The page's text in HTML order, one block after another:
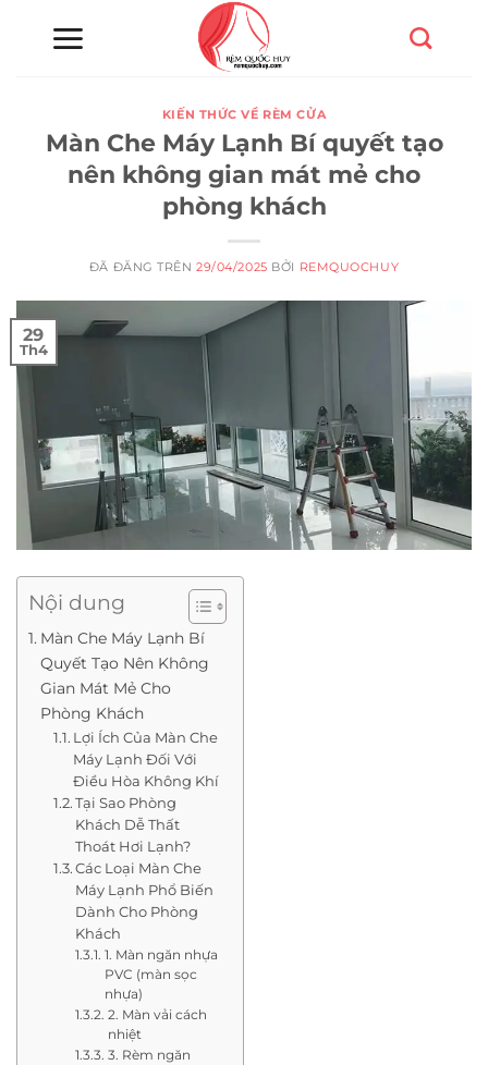
KIẾN THỨC VỀ RÈM CỬA
Màn Che Máy Lạnh Bí quyết tạo
nên không gian mát mẻ cho
phòng khách
ĐÃ ĐĂNG TRÊN29/04/2025 BỞI REMQUOCHUY
29
Th4
Nội dung
Màn Che Máy Lạnh Bí
Quyết Tạo Nên Không
Gian Mát Mẻ Cho
Phòng Khách
Lợi Ích Của Màn Che
Máy Lạnh Đối Với
Điều Hòa Không Khí
Tại Sao Phòng
Khách Dễ Thất
Thoát Hơi Lạnh?
Các Loại Màn Che
Máy Lạnh Phổ Biến
Dành Cho Phòng
Khách
1. Màn ngăn nhựa
PVC (màn sọc
nhựa)
2. Màn vải cách
nhiệt
3. Rèm ngăn